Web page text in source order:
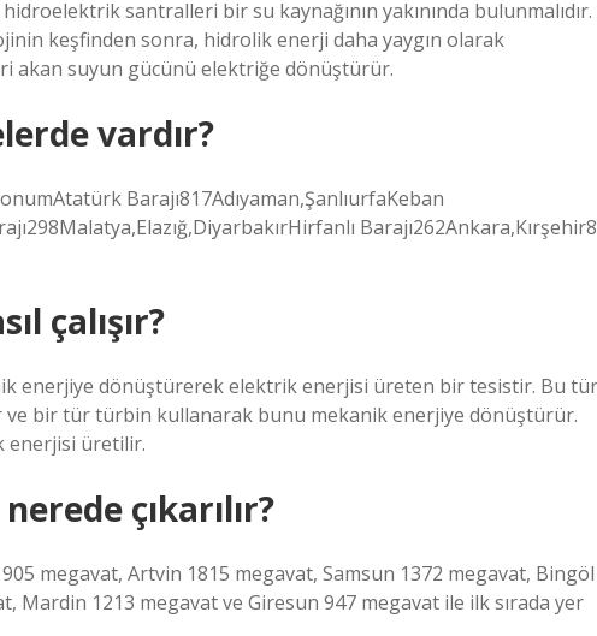
santralleri bir su kaynağının yakınında bulunmalıdır.
keşfinden sonra, hidrolik enerji daha yaygın olarak
akan suyun gücünü elektriğe dönüştürür.
vardır?
Barajı817Adıyaman,ŞanlıurfaKeban
Barajı262Ankara,Kırşehir8
çalışır?
enerjiye dönüştürerek elektrik enerjisi üreten bir tesistir. Bu tür
bir tür türbin kullanarak bunu mekanik enerjiye dönüştürür.
enerjisi üretilir.
çıkarılır?
megavat, Artvin 1815 megavat, Samsun 1372 megavat, Bingöl
Mardin 1213 megavat ve Giresun 947 megavat ile ilk sırada yer